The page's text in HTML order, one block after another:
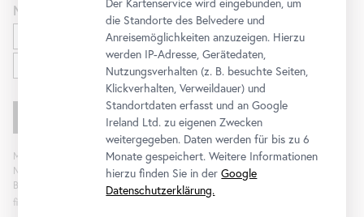
Newsletter
Ausstellungen und Programm
Mit „Registrieren“ stimmen Sie der Verarbeitung Ihrer Daten sowie Analyse der
Newsletterinteraktion zum Zweck der Newsletterzusendung durch das
Belvedere zu. Die Einwilligung kann widerrufen werden. Weitere Informationen
finden Sie
Der Kartenservice wird eingebunden, um
die Standorte des Belvedere und
Anreisemöglichkeiten anzuzeigen. Hierzu
werden IP-Adresse, Gerätedaten,
Nutzungsverhalten (z. B. besuchte Seiten,
Klickverhalten, Verweildauer) und
Standortdaten erfasst und an Google
Ireland Ltd. zu eigenen Zwecken
weitergegeben. Daten werden für bis zu 6
Monate gespeichert. Weitere Informationen
hierzu finden Sie in derGoogle
Datenschutzerklärung.